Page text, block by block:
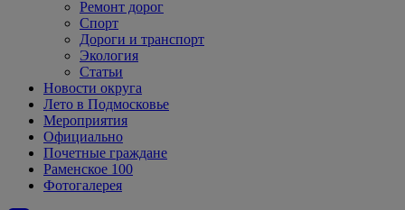
Ремонт дорог
Спорт
Дороги и транспорт
Экология
Статьи
Новости округа
Лето в Подмосковье
Мероприятия
Официально
Почетные граждане
Раменское 100
Фотогалерея